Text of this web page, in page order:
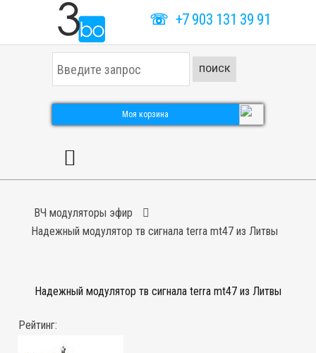
☏ +7 903 131 39 91
к
а
ь
ПОИСК
Моя корзина
ВЧ модуляторы эфир
Надежный модулятор тв сигнала terra mt47 из Литвы
Надежный модулятор тв сигнала terra mt47 из Литвы
Рейтинг: